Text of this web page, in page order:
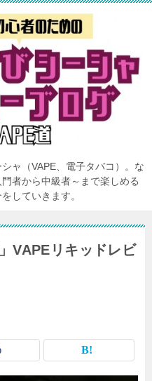
ャ（VAPE、電子タバコ）。な
者から中級者～まで楽しめる
していきます。
VAPEリキッドレビ